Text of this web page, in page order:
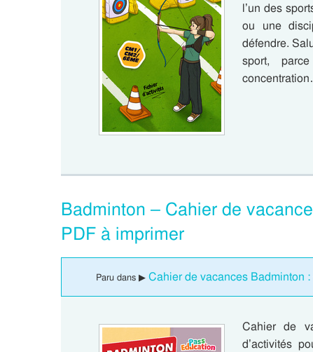
l’un des
ou une
défendre.
sport,
Badminton – Cahier de
PDF à imprimer
Paru dans ▶ Cahier de vacances Badminton
Cahier de
d’activités